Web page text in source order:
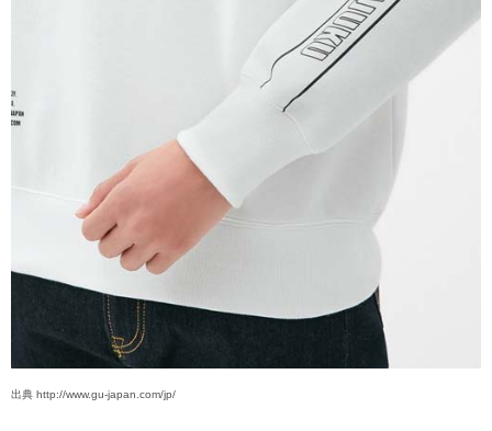
出典 http://www.gu-japan.com/jp/